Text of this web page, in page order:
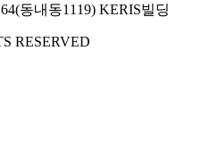
동내동1119) KERIS빌딩
RESERVED